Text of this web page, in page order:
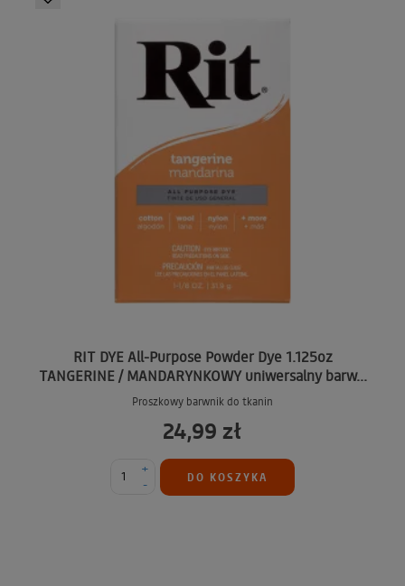
RIT DYE All-Purpose Powder Dye 1.125oz
TANGERINE / MANDARYNKOWY uniwersalny barw...
Proszkowy barwnik do tkanin
24,99 zł
-
+
DO KOSZYKA